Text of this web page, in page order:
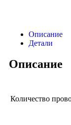
Описание
Детали
Описание
Количество